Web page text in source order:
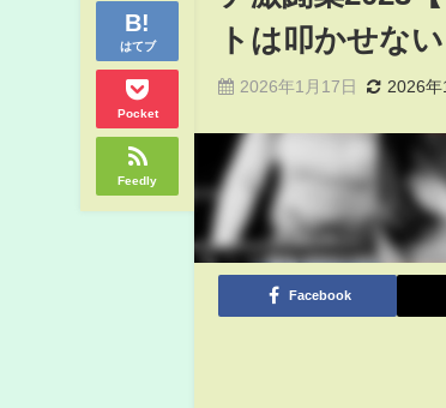
はてブ
Pocket
Feedly
トは叩かせない
2026年1月17日 2026年
Facebook